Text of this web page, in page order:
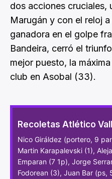
dos acciones cruciales,
Marugán y con el reloj
ganadora en el golpe
Bandeira, cerró el
mejor puesto, la
club en Asobal (33).
Recoletas Atlético
Nico Giráldez (portero, 9
Martin Karapalevski (1),
Emparan (7 1p), Jorge
Fodorean (3), Juan Bar (ps,